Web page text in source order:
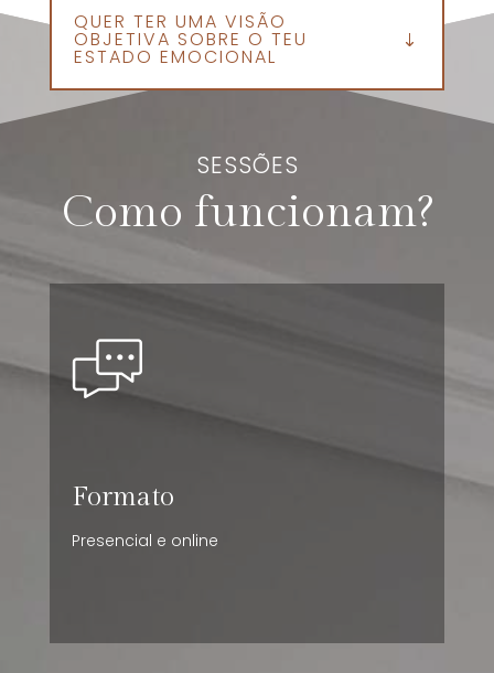
QUER TER UMA VISÃO
OBJETIVA SOBRE O TEU
ESTADO EMOCIONAL
SESSÕES
Como funcionam?
Formato
Presencial e online